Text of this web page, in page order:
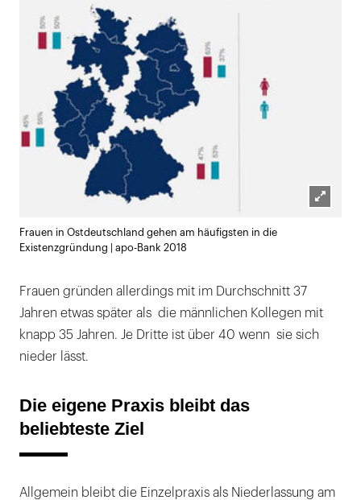
Frauen in Ostdeutschland gehen am häufigsten in die
Existenzgründung | apo-Bank 2018
Frauen gründen allerdings mit im Durchschnitt 37
Jahren etwas später als die männlichen Kollegen mit
knapp 35 Jahren. Je Dritte ist über 40 wenn sie sich
nieder lässt.
Die eigene Praxis bleibt das
beliebteste Ziel
Allgemein bleibt die Einzelpraxis als Niederlassung am